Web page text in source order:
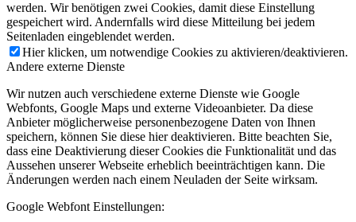
werden. Wir benötigen zwei Cookies, damit diese Einstellung
gespeichert wird. Andernfalls wird diese Mitteilung bei jedem
Seitenladen eingeblendet werden.
Hier klicken, um notwendige Cookies zu aktivieren/deaktivieren.
Andere externe Dienste
Wir nutzen auch verschiedene externe Dienste wie Google
Webfonts, Google Maps und externe Videoanbieter. Da diese
Anbieter möglicherweise personenbezogene Daten von Ihnen
speichern, können Sie diese hier deaktivieren. Bitte beachten Sie,
dass eine Deaktivierung dieser Cookies die Funktionalität und das
Aussehen unserer Webseite erheblich beeinträchtigen kann. Die
Änderungen werden nach einem Neuladen der Seite wirksam.
Google Webfont Einstellungen: